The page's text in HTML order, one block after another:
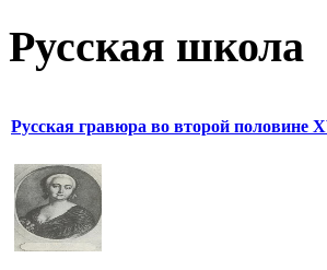
Русская школа
Русская гравюра во второй половине